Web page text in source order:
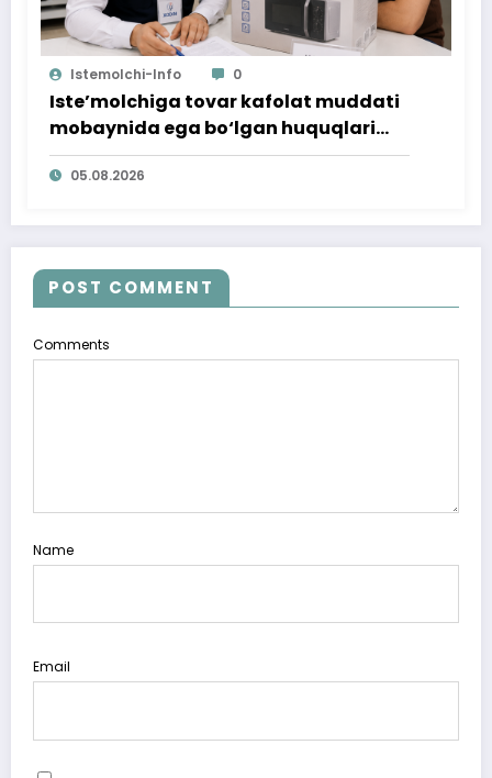
Istemolchi-Info 0
Iste’molchiga tovar kafolat muddati
mobaynida ega bo‘lgan huquqlari
ta’minlab berildi
05.08.2026
POST COMMENT
Comments
Name
Email